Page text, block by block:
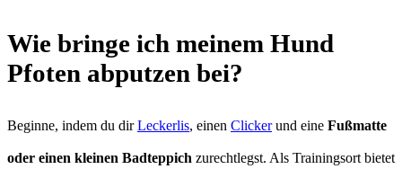
Wie bringe ich meinem Hund
Pfoten abputzen bei?
Beginne, indem du dirLeckerlis, einen Clickerund eine Fußmatte
oder einen kleinen Badteppich zurechtlegst. Als Trainingsort bietet